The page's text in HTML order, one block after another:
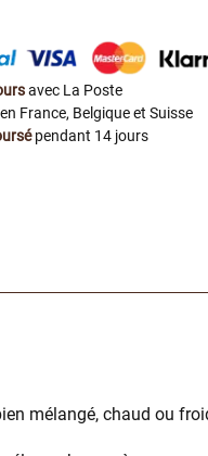
avec La Poste
France, Belgique et Suisse
pendant 14 jours
mélangé, chaud ou